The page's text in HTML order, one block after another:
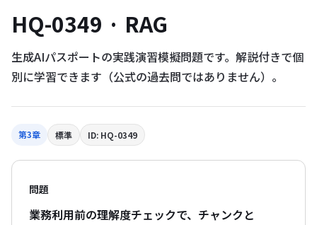
HQ-0349 · RAG
生成AIパスポートの実践演習模擬問題です。解説付きで個
別に学習できます（公式の過去問ではありません）。
第3章 標準 ID: HQ-0349
問題
業務利用前の理解度チェックで、チャンクと